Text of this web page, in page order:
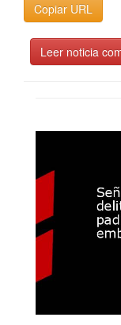
Copiar URL
Leer noticia